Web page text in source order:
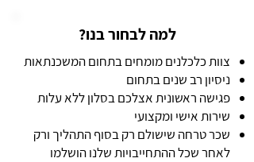
למה לבחור בנו?
צוות כלכלנים מומחים בתחום המשכנתאות
ניסיון רב שנים בתחום
פגישה ראשונית אצלכם בסלון ללא עלות
שירות אישי ומקצועי
שכר טרחה שישולם רק בסוף התהליך ורק
לאחר שכל ההתחייבויות שלנו הושלמו